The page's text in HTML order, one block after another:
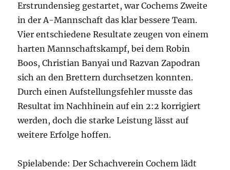
Erstrundensieg gestartet, war Cochems Zweite
in der A-Mannschaft das klar bessere Team.
Vier entschiedene Resultate zeugen von einem
harten Mannschaftskampf, bei dem Robin
Boos, Christian Banyai und Razvan Zapodran
sich an den Brettern durchsetzen konnten.
Durch einen Aufstellungsfehler musste das
Resultat im Nachhinein auf ein 2:2 korrigiert
werden, doch die starke Leistung lässt auf
weitere Erfolge hoffen.
Spielabende: Der Schachverein Cochem lädt